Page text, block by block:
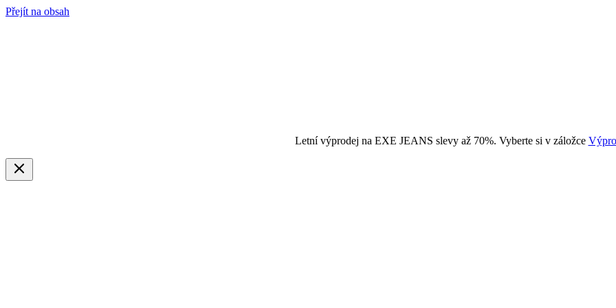
Přejít na obsah
Letní výprodej na EXE JEANS slevy až 70%. Vyberte si v záložce